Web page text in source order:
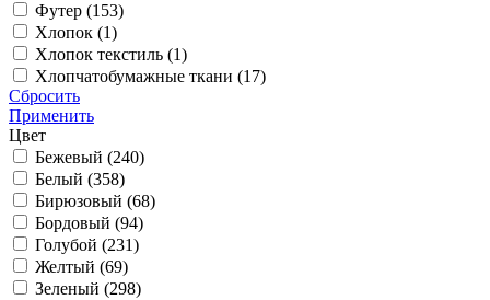
Футер (153)
Хлопок (1)
Хлопок текстиль (1)
Хлопчатобумажные ткани (17)
Сбросить
Применить
Цвет
Бежевый (240)
Белый (358)
Бирюзовый (68)
Бордовый (94)
Голубой (231)
Желтый (69)
Зеленый (298)